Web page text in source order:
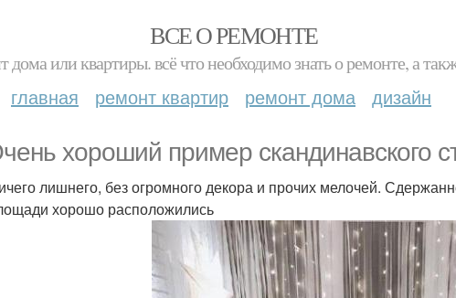
ВСЕ О РЕМОНТЕ
дома или квартиры. всё что необходимо знать о ремонте, а
главная ремонт квартир ремонт дома дизайн
хороший пример скандинавского
лишнего, без огромного декора и прочих мелочей.
хорошо расположились